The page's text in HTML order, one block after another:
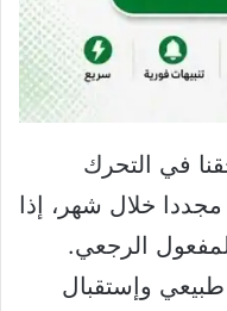
في التحرك
خلال شهر، إذا
الرجعي.
وإستقبال